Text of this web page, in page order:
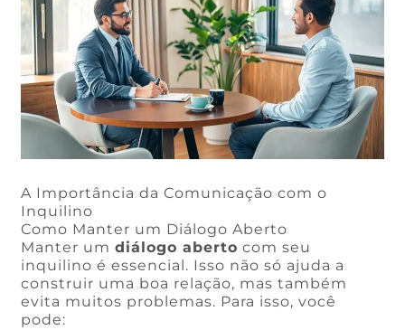
A Importância da Comunicação com o
Inquilino
Como Manter um Diálogo Aberto
Manter umdiálogo aberto com seu
inquilino é essencial. Isso não só ajuda a
construir uma boa relação, mas também
evita muitos problemas. Para isso, você
pode: